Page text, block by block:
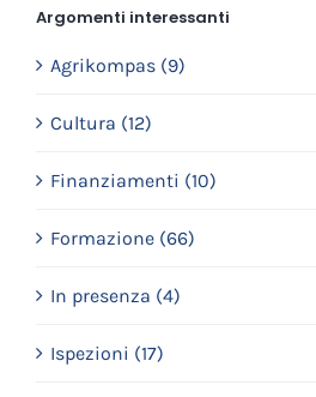
Argomenti interessanti
Agrikompas (9)
Cultura (12)
Finanziamenti (10)
Formazione (66)
In presenza (4)
Ispezioni (17)